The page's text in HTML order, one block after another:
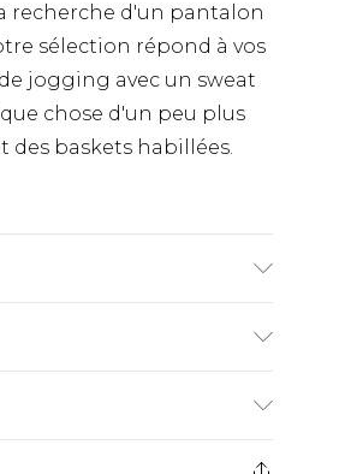
recherche d'un pantalon
sélection répond à vos
jogging avec un sweat
chose d'un peu plus
baskets habillées.
€9.99